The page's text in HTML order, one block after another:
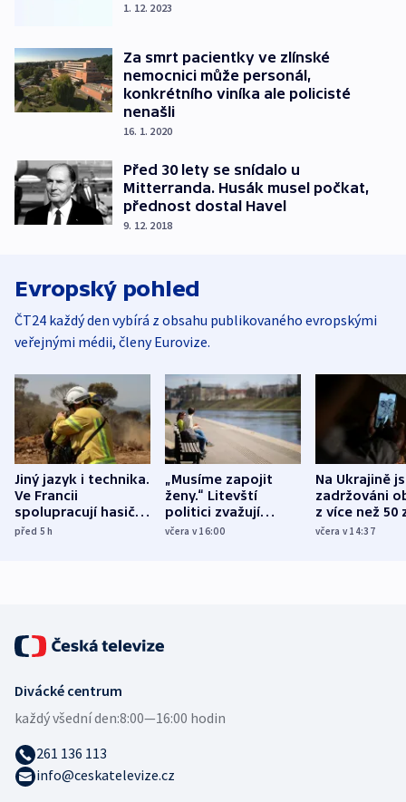
1. 12. 2023
Za smrt pacientky ve zlínské
nemocnici může personál,
konkrétního viníka ale policisté
nenašli
16. 1. 2020
Před 30 lety se snídalo u
Mitterranda. Husák musel počkat,
přednost dostal Havel
9. 12. 2018
Evropský pohled
ČT24 každý den vybírá z obsahu publikovaného evropskými
veřejnými médii, členy Eurovize.
Jiný jazyk i technika.
Ve Francii
spolupracují hasiči z
různých zemí
před 5h
„Musíme zapojit
ženy.“ Litevští
politici zvažují
dohodu o
včera v 16:00
Na Ukrajině
zadržováni
z více než 50
Bojovali na
včera v 14:37
Divácké centrum
každý všední den:8:00—16:00 hodin
261 136 113
info@ceskatelevize.cz